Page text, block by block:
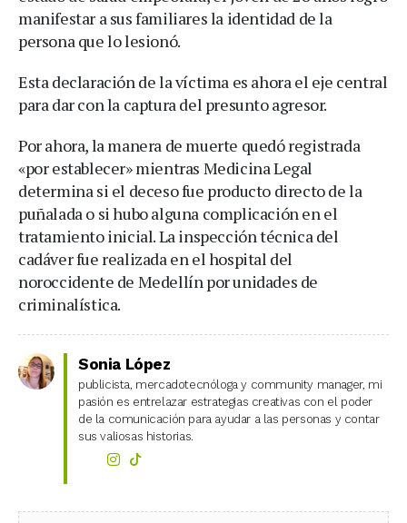
manifestar a sus familiares la identidad de la
persona que lo lesionó.
Esta declaración de la víctima es ahora el eje central
para dar con la captura del presunto agresor.
Por ahora, la manera de muerte quedó registrada
«por establecer» mientras Medicina Legal
determina si el deceso fue producto directo de la
puñalada o si hubo alguna complicación en el
tratamiento inicial. La inspección técnica del
cadáver fue realizada en el hospital del
noroccidente de Medellín por unidades de
criminalística.
Sonia López
publicista, mercadotecnóloga y community manager, mi
pasión es entrelazar estrategias creativas con el poder
de la comunicación para ayudar a las personas y contar
sus valiosas historias.